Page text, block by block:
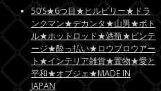
50’S★6つ目★ヒルビリー★ドラ
ンクマン★デカンタ★山男★ボト
ル★ホットロッド★酒瓶★ビンテ
ージ★酔っ払い★ロウブロウアー
ト★インテリア雑貨★置物★愛と
平和★オブジェ★MADE IN
JAPAN